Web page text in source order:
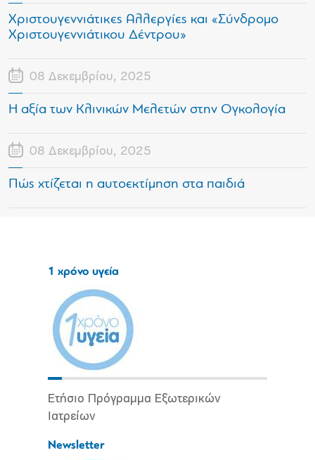
Χριστουγεννιάτικες Αλλεργίες και «Σύνδρομο
Χριστουγεννιάτικου Δέντρου»
08 Δεκεμβρίου, 2025
Η αξία των Κλινικών Μελετών στην Ογκολογία
08 Δεκεμβρίου, 2025
Πώς χτίζεται η αυτοεκτίμηση στα παιδιά
1 χρόνο υγεία
Ετήσιο Πρόγραμμα Εξωτερικών
Ιατρείων
Newsletter